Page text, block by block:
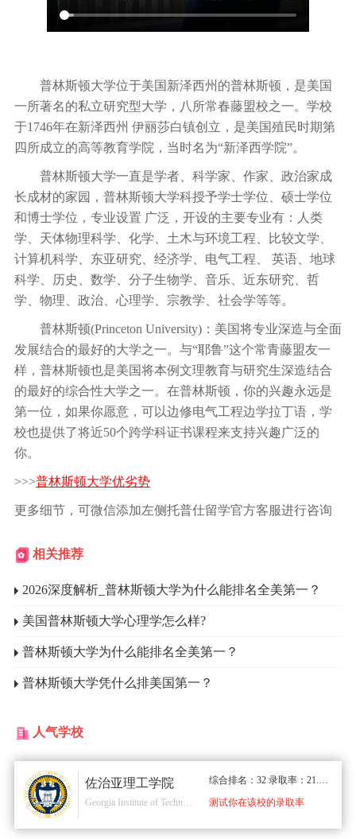
普林斯顿大学位于美国新泽西州的普林斯顿，是美国
一所著名的私立研究型大学，八所常春藤盟校之一。学校
于1746年在新泽西州 伊丽莎白镇创立，是美国殖民时期第
四所成立的高等教育学院，当时名为“新泽西学院”。
普林斯顿大学一直是学者、科学家、作家、政治家成
长成材的家园，普林斯顿大学科授予学士学位、硕士学位
和博士学位，专业设置 广泛，开设的主要专业有：人类
学、天体物理科学、化学、土木与环境工程、比较文学、
计算机科学、东亚研究、经济学、电气工程、 英语、地球
科学、历史、数学、分子生物学、音乐、近东研究、哲
学、物理、政治、心理学、宗教学、社会学等等。
普林斯顿(Princeton University)：美国将专业深造与全面
发展结合的最好的大学之一。与“耶鲁”这个常青藤盟友一
样，普林斯顿也是美国将本例文理教育与研究生深造结合
的最好的综合性大学之一。在普林斯顿，你的兴趣永远是
第一位，如果你愿意，可以边修电气工程边学拉丁语，学
校也提供了将近50个跨学科证书课程来支持兴趣广泛的
你。
>>>普林斯顿大学优劣势
更多细节，可微信添加左侧托普仕留学官方客服进行咨询
相关推荐
2026深度解析_普林斯顿大学为什么能排名全美第一？
美国普林斯顿大学心理学怎么样?
普林斯顿大学为什么能排名全美第一？
普林斯顿大学凭什么排美国第一？
人气学校
佐治亚理工学院
Georgia Institute of Technology
综合排名：32 录取率：21.00%
测试你在该校的录取率